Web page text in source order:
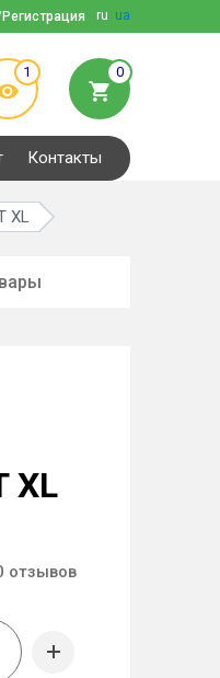
ru ua
1 0
Контакты
XL
XL
отзывов